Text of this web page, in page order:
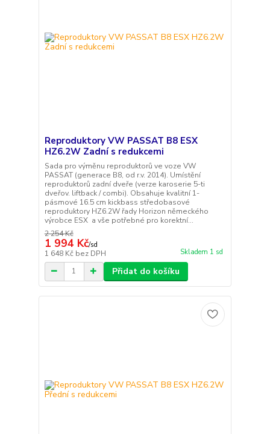
Reproduktory VW PASSAT B8 ESX
HZ6.2W Zadní s redukcemi
Sada pro výměnu reproduktorů ve voze VW
PASSAT (generace B8, od r.v. 2014). Umístění
reproduktorů zadní dveře (verze karoserie 5-ti
dveřov. liftback / combi). Obsahuje kvalitní 1-
pásmové 16.5 cm kickbass středobasové
reproduktory HZ6.2W řady Horizon německého
výrobce ESX a vše potřebné pro korektní...
2 254 Kč
1 994 Kč/sd
1 648 Kč bez DPH Skladem 1 sd
Přidat do košíku